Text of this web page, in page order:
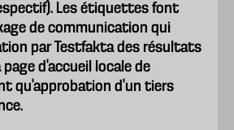
Les étiquettes font
de communication qui
par Testfakta des résultats
d'accueil locale de
qu'approbation d'un tiers